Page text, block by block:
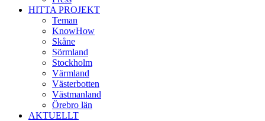
HITTA PROJEKT
Teman
KnowHow
Skåne
Sörmland
Stockholm
Värmland
Västerbotten
Västmanland
Örebro län
AKTUELLT